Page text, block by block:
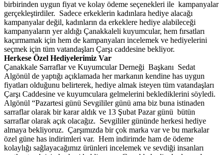
birbirinden uygun fiyat ve kolay ödeme seçenekleri ile kampanyalar
gerçekleştirdiler. Sadece erkeklerin kadınlara hediye alacağı
kampanyalar değil, kadınların da erkeklere hediye alabileceği
kampanyaların yer aldığı Çanakkaleli kuyumcular, hem fırsatları
kaçırmamak için hem de kampanyaları incelemek ve hediyelerini
seçmek için tüm vatandaşları Çarşı caddesine bekliyor.
Herkese Özel Hediyelerimiz Var
Çanakkale Sarraflar ve Kuyumcular Derneği Başkanı Sedat
Algönül de yaptığı açıklamada her markanın kendine has uygun
fiyatları olduğunu belirterek, hediye almak isteyen tüm vatandaşları
Çarşı Caddesine ve kuyumculara gelmelerini beklediklerini söyledi.
Algönül “Pazartesi günü Sevgililer günü ama biz buna istinaden
sarraflar olarak bir karar aldık ve 13 Şubat Pazar günü bütün
sarraflar olarak açık olacağız. Sevgililer gününde herkesi hediye
almaya bekliyoruz. Çarşımızda bir çok marka var ve bu markalar
özel güne has indirimleri var. Hem indirimde ham de ödeme
kolaylığı sağlayacağımız ürünleri incelemek ve sevdiği insanları